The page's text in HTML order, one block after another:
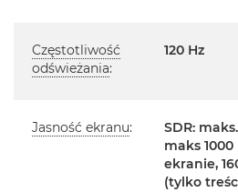
g
p
i
ę
polskim oraz polskie menu
Język polski wybieramy przy
Zawartość zestawu:
14 -calowy MacBook Pro
Częstotliwość
odświeżania:
120 Hz
Jasność ekranu:
SDR:
maks
ekranie,
(tylko